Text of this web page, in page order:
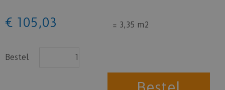
€ 105 ,03 = 3,35 m2
Bestel